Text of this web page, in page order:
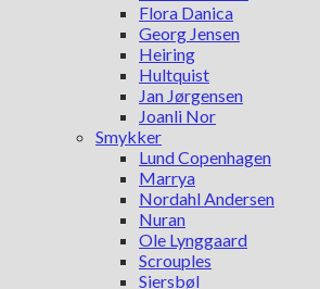
Flora Danica
Georg Jensen
Heiring
Hultquist
Jan Jørgensen
Joanli Nor
Smykker
Lund Copenhagen
Marrya
Nordahl Andersen
Nuran
Ole Lynggaard
Scrouples
Siersbøl